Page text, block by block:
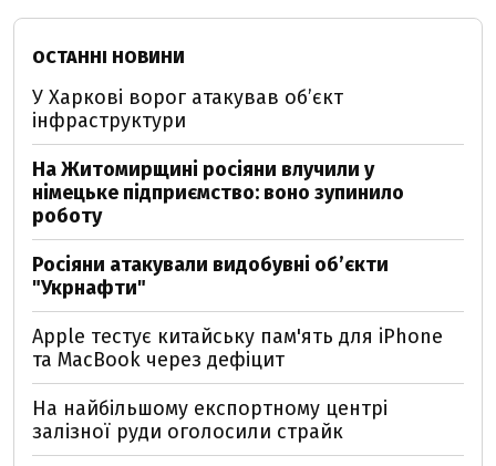
ОСТАННІ НОВИНИ
У Харкові ворог атакував обʼєкт
інфраструктури
На Житомирщині росіяни влучили у
німецьке підприємство: воно зупинило
роботу
Росіяни атакували видобувні обʼєкти
"Укрнафти"
Apple тестує китайську пам'ять для iPhone
та MacBook через дефіцит
На найбільшому експортному центрі
залізної руди оголосили страйк